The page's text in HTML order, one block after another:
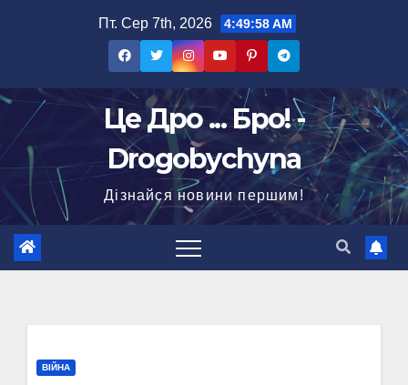
Пт. Сер 7th, 2026 4:49:59 AM
Це Дро ... Бро! -
Drogobychyna
Дізнайся новини першим!
ВІЙНА